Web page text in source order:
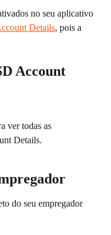
no seu aplicativo
Details, pois a
Account
ver todas as
Details.
do seu empregador